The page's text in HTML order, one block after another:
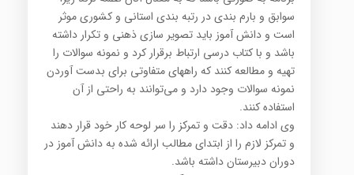
سوابق و بارم بندی در رتبه بندی استانی و کشوری موثر
است و دانش آموز باید تصویر سازی ذهنی و تکرار داشته
باشد و با کتاب درسی ارتباط برقرار کرد و نمونه سوالات را
تهیه و مطالعه کنند که راههای متفاوتی برای بدست آوردن
نمونه سوالات وجود دارد و می‌توانند به راحتی از آن
استفاده کنند.
وی ادامه داد: دقت و تمرکز را سر لوحه کار خود قرار دهند
و تمرکز لازم را از ابتدای مطالب ارائه شده به دانش آموز در
دوران دبیرستان داشته باشد.